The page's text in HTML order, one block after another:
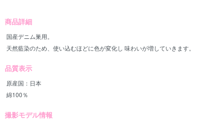
商品詳細
国産デニム巣用。
天然藍染のため、使い込むほどに色が変化し 味わいが増していきます。
品質表示
原産国：日本
綿100％
撮影モデル情報